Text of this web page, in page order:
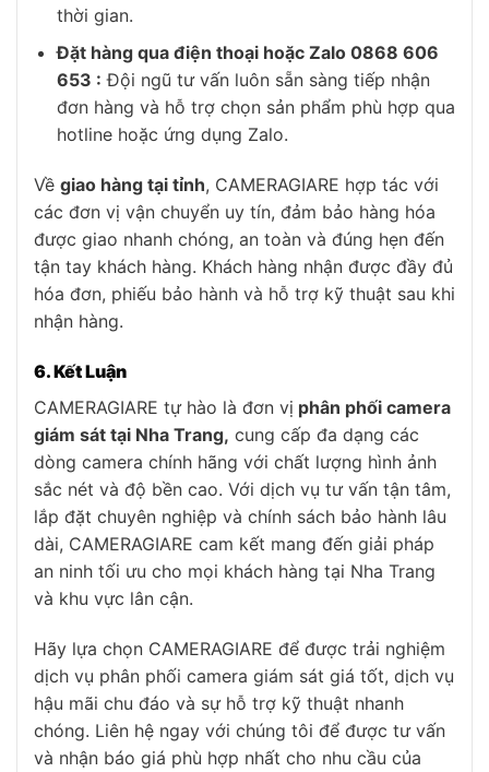
thời gian.
Đặt hàng qua điện thoại hoặc Zalo 0868 606
653 : Đội ngũ tư vấn luôn sẵn sàng tiếp nhận
đơn hàng và hỗ trợ chọn sản phẩm phù hợp qua
hotline hoặc ứng dụng Zalo.
Về giao hàng tại tỉnh, CAMERAGIARE hợp tác với
các đơn vị vận chuyển uy tín, đảm bảo hàng hóa
được giao nhanh chóng, an toàn và đúng hẹn đến
tận tay khách hàng. Khách hàng nhận được đầy đủ
hóa đơn, phiếu bảo hành và hỗ trợ kỹ thuật sau khi
nhận hàng.
6. Kết Luận
CAMERAGIARE tự hào là đơn vị phân phối camera
giám sát tại Nha Trang, cung cấp đa dạng các
dòng camera chính hãng với chất lượng hình ảnh
sắc nét và độ bền cao. Với dịch vụ tư vấn tận tâm,
lắp đặt chuyên nghiệp và chính sách bảo hành lâu
dài, CAMERAGIARE cam kết mang đến giải pháp
an ninh tối ưu cho mọi khách hàng tại Nha Trang
và khu vực lân cận.
Hãy lựa chọn CAMERAGIARE để được trải nghiệm
dịch vụ phân phối camera giám sát giá tốt, dịch vụ
hậu mãi chu đáo và sự hỗ trợ kỹ thuật nhanh
chóng. Liên hệ ngay với chúng tôi để được tư vấn
và nhận báo giá phù hợp nhất cho nhu cầu của